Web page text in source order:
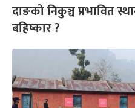
दाङको निकुञ्च प्रभावित
बहिष्कार ?